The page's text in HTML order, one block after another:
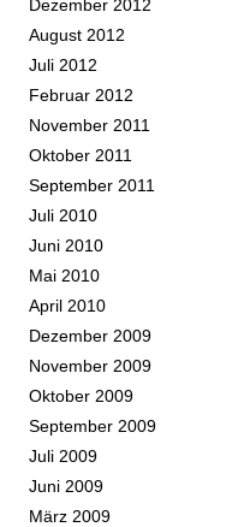
Dezember 2012
August 2012
Juli 2012
Februar 2012
November 2011
Oktober 2011
September 2011
Juli 2010
Juni 2010
Mai 2010
April 2010
Dezember 2009
November 2009
Oktober 2009
September 2009
Juli 2009
Juni 2009
März 2009